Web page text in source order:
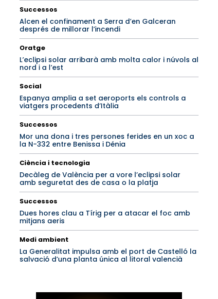
Successos
Alcen el confinament a Serra d’en Galceran
després de millorar l’incendi
Oratge
L’eclipsi solar arribarà amb molta calor i núvols al
nord i a l’est
Social
Espanya amplia a set aeroports els controls a
viatgers procedents d’Itàlia
Successos
Mor una dona i tres persones ferides en un xoc a
la N-332 entre Benissa i Dénia
Ciència i tecnologia
Decàleg de València per a vore l’eclipsi solar
amb seguretat des de casa o la platja
Successos
Dues hores clau a Tírig per a atacar el foc amb
mitjans aeris
Medi ambient
La Generalitat impulsa amb el port de Castelló la
salvació d’una planta única al litoral valencià